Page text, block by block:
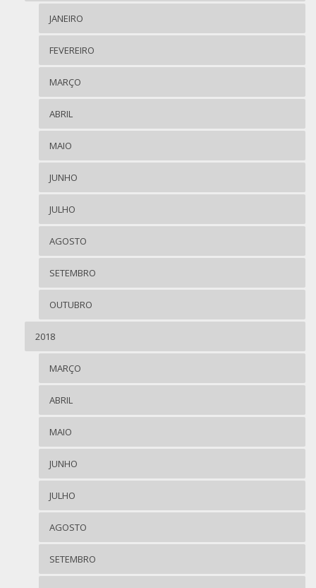
JANEIRO
FEVEREIRO
MARÇO
ABRIL
MAIO
JUNHO
JULHO
AGOSTO
SETEMBRO
OUTUBRO
2018
MARÇO
ABRIL
MAIO
JUNHO
JULHO
AGOSTO
SETEMBRO